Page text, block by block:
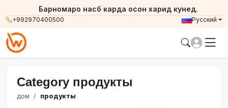
+992970400500
Барномаро насб карда осон харид кунед.
Русский
Category продукты
дом продукты